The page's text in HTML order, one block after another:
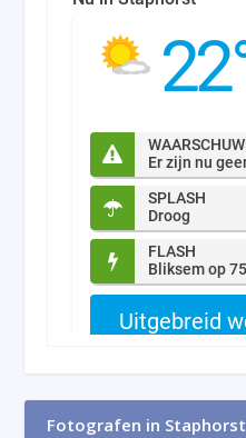
Fotografen in Staphorst